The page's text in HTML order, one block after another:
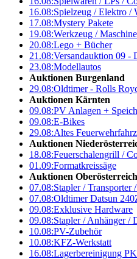
16.08:Spielzeug / Elektro /
17.08:Mystery Pakete
19.08:Werkzeug /
20.08:Lego + Bücher
21.08:Versandauktion 09 -
23.08:Modellautos
Auktionen Burgenland
29.08:Oldtimer - Rolls
Auktionen Kärnten
09.08:PV Anlagen +
09.08:E-Bikes
29.08:Altes
Auktionen
18.08:Feuerschalengrill /
01.09:Formatkreissäge
Auktionen Oberösterreich
07.08:Stapler / Transporter
07.08:Oldtimer Datsun
09.08:Exklusive Hardware
09.08:Stapler / Anhänger /
10.08:PV-Zubehör
10.08:KFZ-Werkstatt
16.08:Lagerbereinigung